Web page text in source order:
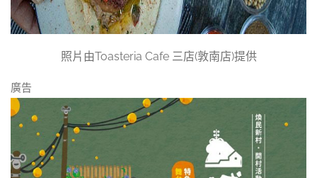
照片由Toasteria Cafe 三店(敦南店)提供
廣告